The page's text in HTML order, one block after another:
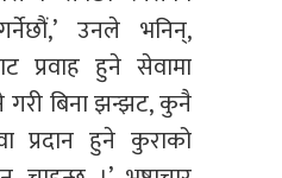
उनले भनिन्,
प्रवाह हुने सेवामा
बिना झन्झट, कुनै
प्रदान हुने कुराको